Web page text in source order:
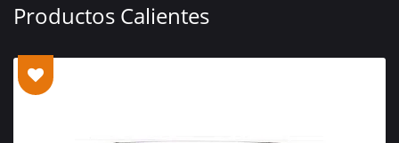
Productos Calientes